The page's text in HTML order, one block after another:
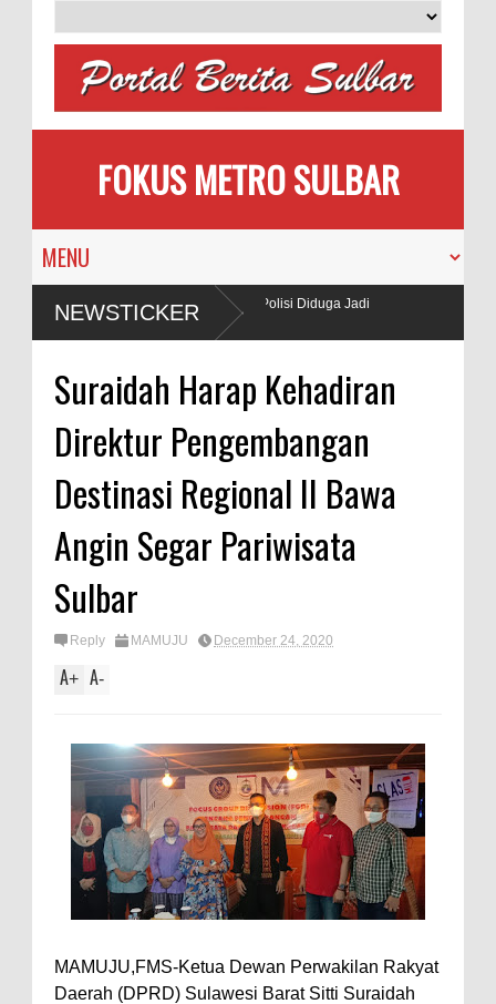
FOKUS METRO SULBAR
NEWSTICKER
BBM Subsidi, Oknum TNI dan Polisi Diduga Jadi
Suraidah Harap Kehadiran
Direktur Pengembangan
Destinasi Regional II Bawa
Angin Segar Pariwisata
Sulbar
Reply MAMUJU December 24, 2020
A+ A-
MAMUJU,FMS-Ketua Dewan Perwakilan Rakyat
Daerah (DPRD) Sulawesi Barat Sitti Suraidah